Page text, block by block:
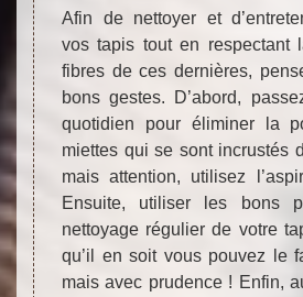
Afin de nettoyer et
vos tapis tout en respectant
fibres de ces dernières,
bons gestes. D’abord,
quotidien pour éliminer la
miettes qui se sont incrustés
mais attention, utilisez
Ensuite, utiliser les bons
nettoyage régulier de votre
qu’il en soit vous pouvez le
mais avec prudence ! Enfin,